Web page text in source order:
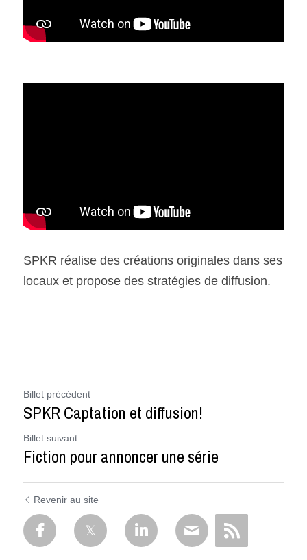
SPKR réalise des créations originales dans ses
locaux et propose des stratégies de diffusion.
Billet précédent
SPKR Captation et diffusion!
Billet suivant
Fiction pour annoncer une série
Revenir au site